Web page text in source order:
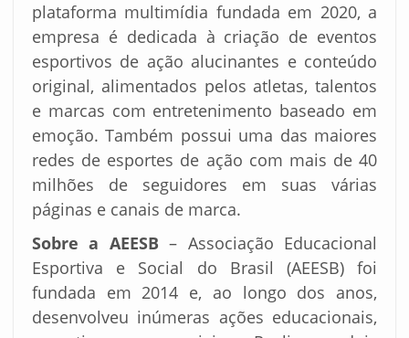
plataforma multimídia fundada em 2020, a
empresa é dedicada à criação de eventos
esportivos de ação alucinantes e conteúdo
original, alimentados pelos atletas, talentos
e marcas com entretenimento baseado em
emoção. Também possui uma das maiores
redes de esportes de ação com mais de 40
milhões de seguidores em suas várias
páginas e canais de marca.
Sobre a AEESB– Associação Educacional
Esportiva e Social do Brasil (AEESB) foi
fundada em 2014 e, ao longo dos anos,
desenvolveu inúmeras ações educacionais,